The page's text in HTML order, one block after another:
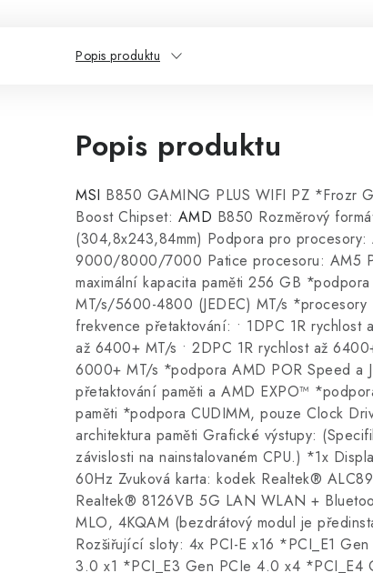
Popis produktu
Popis produktu
MSI B850 GAMING PLUS WIFI PZ *Frozr
Boost Chipset: AMD B850 Rozměrový
(304,8x243,84mm) Podpora pro
9000/8000/7000 Patice procesoru: AM5
maximální kapacita paměti 256 GB
MT/s/5600-4800 (JEDEC) MT/s
frekvence přetaktování: • 1DPC 1R rychlost
až 6400+ MT/s • 2DPC 1R rychlost až
6000+ MT/s *podpora AMD POR Speed a
přetaktování paměti a AMD EXPO™
paměti *podpora CUDIMM, pouze Clock
architektura paměti Grafické výstupy:
závislosti na nainstalovaném CPU.) *1x
60Hz Zvuková karta: kodek Realtek®
Realtek® 8126VB 5G LAN WLAN +
MLO, 4KQAM (bezdrátový modul je
Rozšiřující sloty: 4x PCI-E x16 *PCI_E1
3.0 x1 *PCI_E3 Gen PCIe 4.0 x4 *PCI_E4